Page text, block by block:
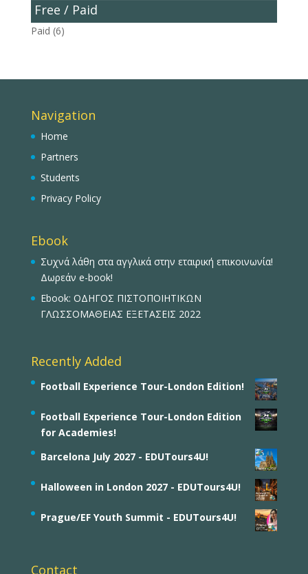
Free / Paid
Paid (6)
Navigation
Home
Partners
Students
Privacy Policy
Ebook
Συχνά λάθη στα αγγλικά στην εταιρική επικοινωνία!
Δωρεάν e-book!
Ebook: ΟΔΗΓΟΣ ΠΙΣΤΟΠΟΙΗΤΙΚΩΝ
ΓΛΩΣΣΟΜΑΘΕΙΑΣ ΕΞΕΤΑΣΕΙΣ 2022
Recently Added
Football Experience Tour-London Edition!
Football Experience Tour-London Edition
for Academies!
Barcelona July 2027 - EDUTours4U!
Halloween in London 2027 - EDUTours4U!
Prague/EF Youth Summit - EDUTours4U!
Contact